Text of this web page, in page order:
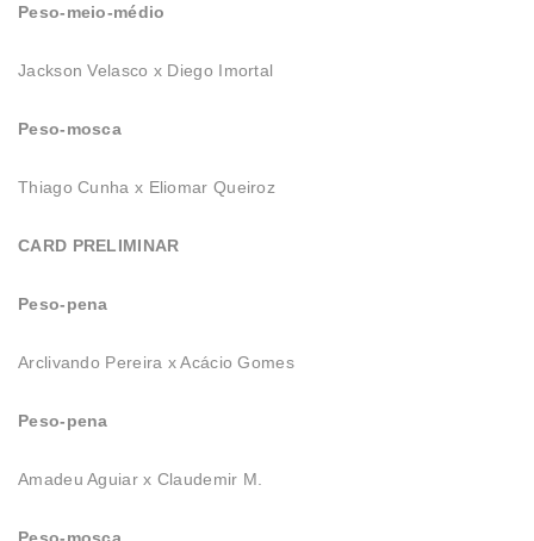
Peso-meio-médio
Jackson Velasco x Diego Imortal
Peso-mosca
Thiago Cunha x Eliomar Queiroz
CARD PRELIMINAR
Peso-pena
Arclivando Pereira x Acácio Gomes
Peso-pena
Amadeu Aguiar x Claudemir M.
Peso-mosca